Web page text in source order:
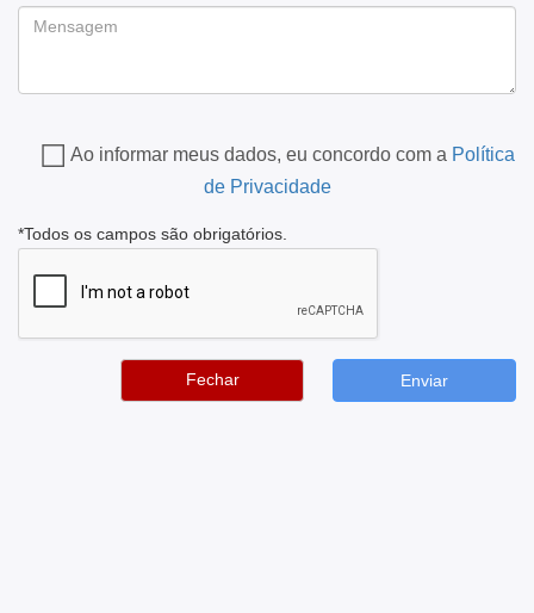
Ao informar meus dados, eu concordo com a Política
de Privacidade
*Todos os campos são obrigatórios.
Fechar